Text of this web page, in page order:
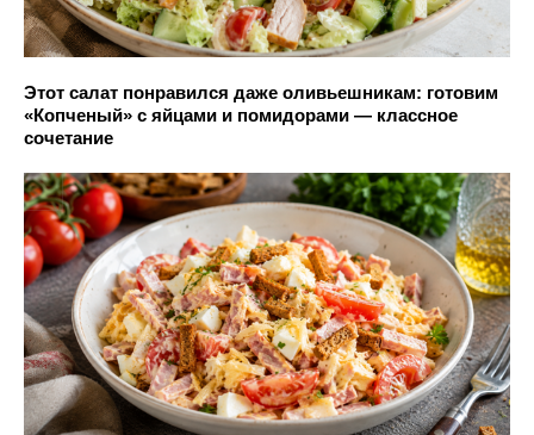
Этот салат понравился даже оливьешникам: готовим
«Копченый» с яйцами и помидорами — классное
сочетание